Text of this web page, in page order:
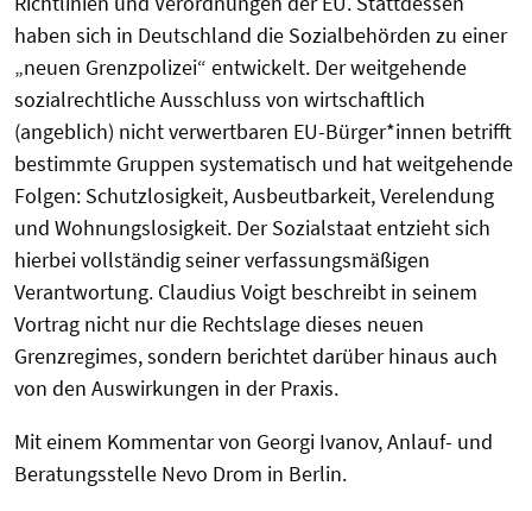
haben sich in Deutschland die Sozialbehörden zu einer
„neuen Grenzpolizei“ entwickelt. Der weitgehende
sozialrechtliche Ausschluss von wirtschaftlich
(angeblich) nicht verwertbaren EU-Bürger*innen betrifft
bestimmte Gruppen systematisch und hat weitgehende
Folgen: Schutzlosigkeit, Ausbeutbarkeit, Verelendung
und Wohnungslosigkeit. Der Sozialstaat entzieht sich
hierbei vollständig seiner verfassungsmäßigen
Verantwortung. Claudius Voigt beschreibt in seinem
Vortrag nicht nur die Rechtslage dieses neuen
Grenzregimes, sondern berichtet darüber hinaus auch
von den Auswirkungen in der Praxis.
Mit einem Kommentar von Georgi Ivanov, Anlauf- und
Beratungsstelle Nevo Drom in Berlin.